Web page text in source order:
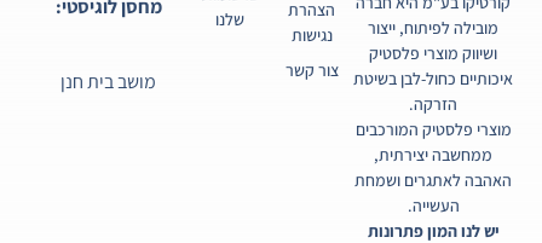
מובילה לפיתוח, ייצור
ושיווק מוצרי פלסטיק
איכותיים כחול-לבן בשיטת
הזרקה.
מוצרי פלסטיק המורכבים
ממחשבה יצירתית,
האהבה לאתגרים ושמחת
העשייה.
יש לנו המון פתרונות
שלנו
הצהרת
נגישות
צור קשר
מחסן לוגיסטי:
מושב בית חנן